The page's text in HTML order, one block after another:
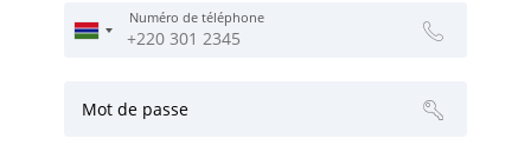
Numéro de téléphone
Mot de passe